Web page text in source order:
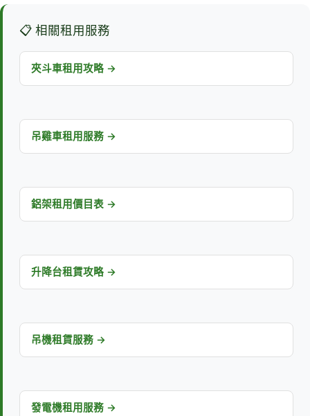
📋 相關租用服務
夾斗車租用攻略 →
吊雞車租用服務 →
鋁架租用價目表 →
升降台租賃攻略 →
吊機租賃服務 →
發電機租用服務 →